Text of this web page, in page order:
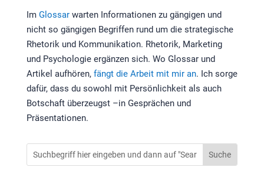
Im Glossarwarten Informationen zu gängigen und
nicht so gängigen Begriffen rund um die strategische
Rhetorik und Kommunikation. Rhetorik, Marketing
und Psychologie ergänzen sich. Wo Glossar und
Artikel aufhören, fängt die Arbeit mit mir an. Ich sorge
dafür, dass du sowohl mit Persönlichkeit als auch
Botschaft überzeugst –in Gesprächen und
Präsentationen.